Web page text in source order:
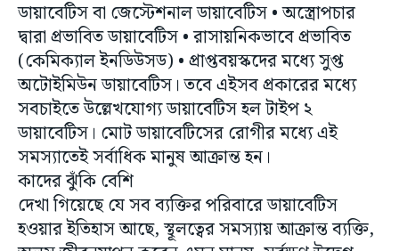
(কেমিক্যাল ইনডিউসড) • প্রাপ্তবয়স্কদের মধ্যে সুপ্ত
অটোইমিউন ডায়াবেটিস। তবে এইসব প্রকারের মধ্যে
সবচাইতে উল্লেখযোগ্য ডায়াবেটিস হল টাইপ ২
ডায়াবেটিস। মোট ডায়াবেটিসের রোগীর মধ্যে এই
সমস্যাতেই সর্বাধিক মানুষ আক্রান্ত হন।
কাদের ঝুঁকি বেশি
দেখা গিয়েছে যে সব ব্যক্তির পরিবারে ডায়াবেটিস
হওয়ার ইতিহাস আছে, স্থূলত্বের সমস্যায় আক্রান্ত ব্যক্তি,
অলস জীবনযাপন করেন এমন মানুষ, সর্বক্ষণ উদ্বেগ
উৎকণ্ঠায় ভোগেন এমন ব্যক্তির ডায়াবেটিসে আক্রান্ত